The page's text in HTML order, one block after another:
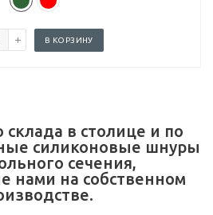
В КОРЗИНУ
склада в столице и по
силиконовые шнуры
сечения,
нами на собственном